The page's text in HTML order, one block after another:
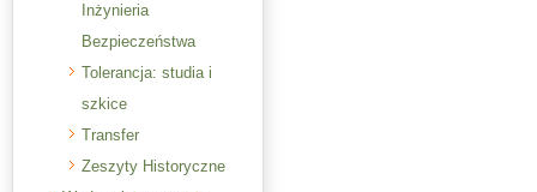
Inżynieria
Bezpieczeństwa
Tolerancja: studia i
szkice
Transfer
Zeszyty Historyczne